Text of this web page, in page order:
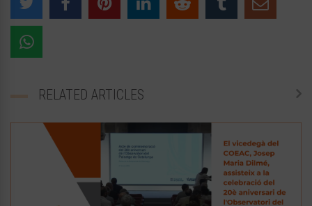
RELATED ARTICLES